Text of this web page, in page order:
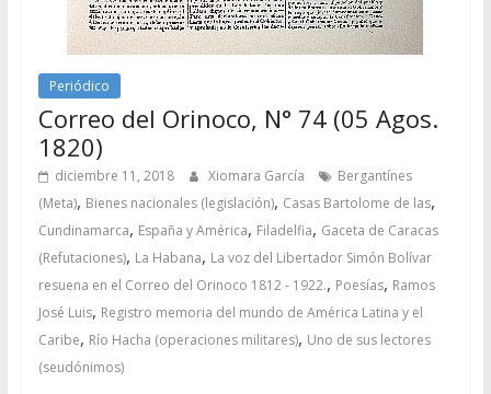
Periódico
Correo del Orinoco, N° 74 (05 Agos.
1820)
diciembre 11, 2018 Xiomara García
Bergantínes
(Meta), Bienes nacionales (legislación), Casas Bartolome de las,
Cundinamarca, España y América, Filadelfia, Gaceta de Caracas
(Refutaciones), La Habana, La voz del Libertador Simón Bolívar
resuena en el Correo del Orinoco 1812 - 1922., Poesías, Ramos
José Luis, Registro memoria del mundo de América Latina y el
Caribe, Río Hacha (operaciones militares), Uno de sus lectores
(seudónimos)